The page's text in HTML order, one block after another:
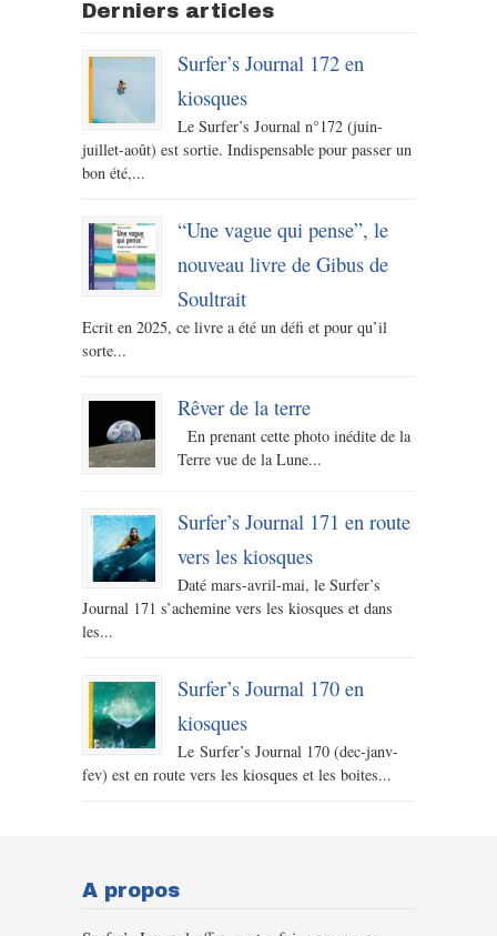
Derniers articles
Surfer’s Journal 172 en
kiosques
Le Surfer’s Journal n°172 (juin-
juillet-août) est sortie. Indispensable pour passer un
bon été,...
“Une vague qui pense”, le
nouveau livre de Gibus de
Soultrait
Ecrit en 2025, ce livre a été un défi et pour qu’il
sorte...
Rêver de la terre
En prenant cette photo inédite de la
Terre vue de la Lune...
Surfer’s Journal 171 en route
vers les kiosques
Daté mars-avril-mai, le Surfer’s
Journal 171 s’achemine vers les kiosques et dans
les...
Surfer’s Journal 170 en
kiosques
Le Surfer’s Journal 170 (dec-janv-
fev) est en route vers les kiosques et les boites...
A propos